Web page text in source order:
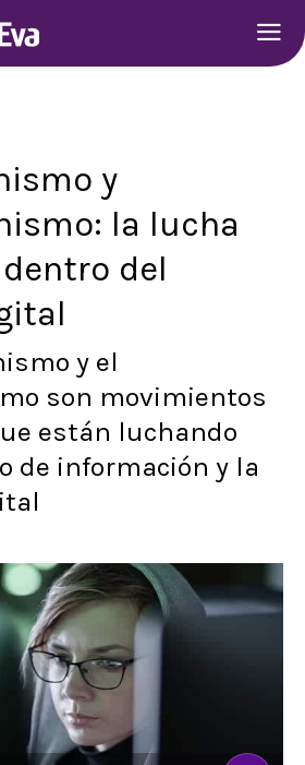
y
la lucha
del
y el
son movimientos
están luchando
de información y la